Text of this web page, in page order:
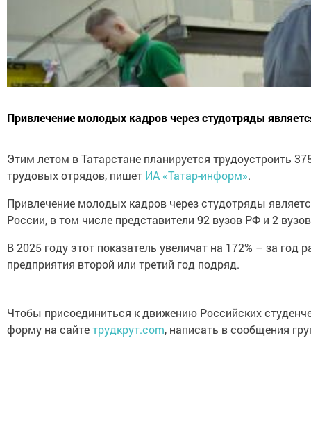
Привлечение молодых кадров через студотряды
Этим летом в Татарстане планируется трудоустроить
трудовых отрядов, пишет ИА «Татар-информ».
Привлечение молодых кадров через студотряды
России, в том числе представители 92 вузов РФ и 2
В 2025 году этот показатель увеличат на 172% – за
предприятия второй или третий год подряд.
Чтобы присоединиться к движению Российских
форму на сайтетрудкрут.com, написать в сообщения